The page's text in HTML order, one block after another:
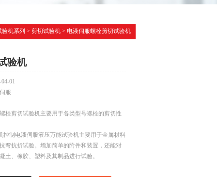
机系列 > 剪切试验机> 电液伺服螺栓剪切试验机
验机
04-01
服
栓剪切试验机主要用于各类型号螺栓的剪切性
控制电液伺服液压万能试验机主要用于金属材料
弯抗折试验。增加简单的附件和装置，还能对
土、橡胶、塑料及其制品进行试验。